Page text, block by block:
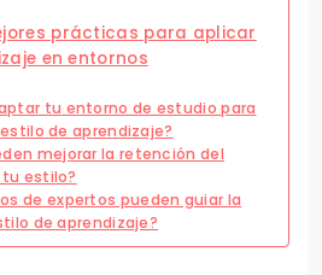
prácticas para aplicar
en entornos
tu entorno de estudio para
de aprendizaje?
mejorar la retención del
estilo?
de expertos pueden guiar la
de aprendizaje?